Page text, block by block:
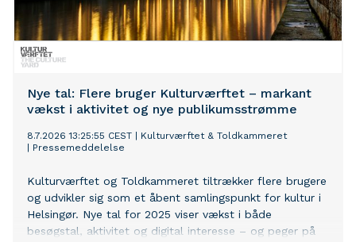
Nye tal: Flere bruger Kulturværftet – markant
vækst i aktivitet og nye publikumsstrømme
8.7.2026 13:25:55 CEST
Kulturværftet & Toldkammeret
Pressemeddelelse
Kulturværftet og Toldkammeret tiltrækker flere brugere
og udvikler sig som et åbent samlingspunkt for kultur i
Helsingør. Nye tal for 2025 viser vækst i både
besøgstal, aktivitet og digital interesse – og peger på